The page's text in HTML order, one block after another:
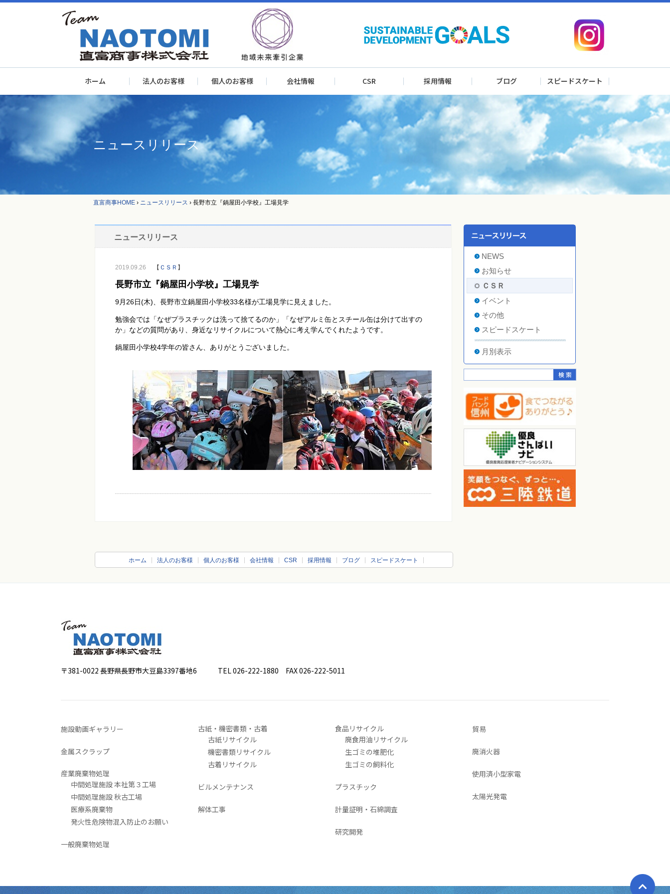
ホーム 法人のお客様 個人のお客様 会社情報 CSR 採用情報 ブログ スピードスケート
ニュースリリース
直富商事HOME › ニュースリリース › 長野市立『鍋屋田小学校』工場見学
ニュースリリース
2019.09.26 【 ＣＳＲ 】
長野市立『鍋屋田小学校』工場見学
9月26日(木)、長野市立鍋屋田小学校33名様が工場見学に見えました。
勉強会では「なぜプラスチックは洗って捨てるのか」「なぜアルミ缶とスチール缶は分けて出すの
か」などの質問があり、身近なリサイクルについて熱心に考え学んでくれたようです。
鍋屋田小学校4学年の皆さん、ありがとうございました。
NEWS
お知らせ
ＣＳＲ
イベント
その他
スピードスケート
月別表示
ホーム 法人のお客様 個人のお客様 会社情報 CSR 採用情報 ブログ スピードスケート
〒381-0022 長野県長野市大豆島3397番地6 TEL 026-222-1880 FAX 026-222-5011
施設動画ギャラリー
金属スクラップ
産業廃棄物処理
中間処理施設 本社第３工場
中間処理施設 秋古工場
医療系廃棄物
発火性危険物混入防止のお願い
一般廃棄物処理
古紙・機密書類・古着
古紙リサイクル
機密書類リサイクル
古着リサイクル
ビルメンテナンス
解体工事
食品リサイクル
廃食用油リサイクル
生ゴミの堆肥化
生ゴミの飼料化
プラスチック
計量証明・石綿調査
研究開発
貿易
廃消火器
使用済小型家電
太陽光発電